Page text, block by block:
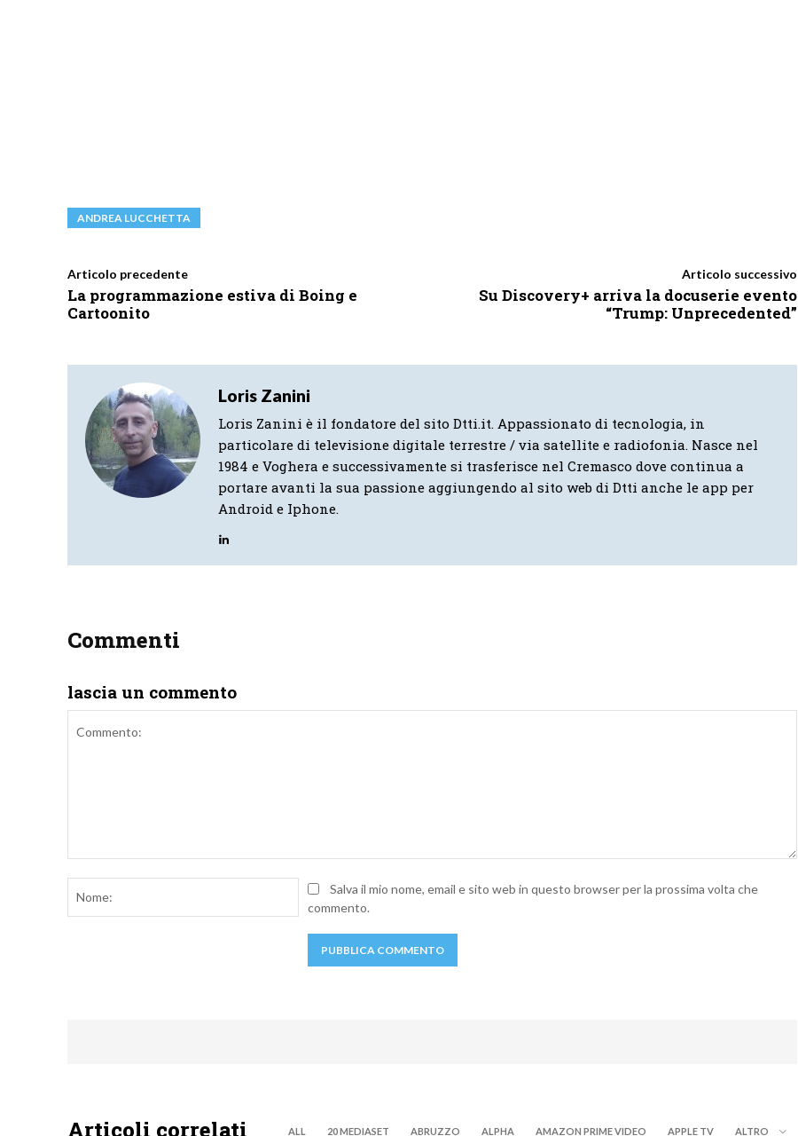
ANDREA LUCCHETTA
Articolo precedente
La programmazione estiva di Boing e
Cartoonito
Articolo successivo
Su Discovery+ arriva la docuserie evento
“Trump: Unprecedented”
Loris Zanini
Loris Zanini è il fondatore del sito Dtti.it. Appassionato di tecnologia, in
particolare di televisione digitale terrestre / via satellite e radiofonia. Nasce nel
1984 e Voghera e successivamente si trasferisce nel Cremasco dove continua a
portare avanti la sua passione aggiungendo al sito web di Dtti anche le app per
Android e Iphone.
Commenti
lascia un commento
Nome:Salva il mio nome, email e sito web in questo browser per la prossima volta che
commento.
Articoli correlati ALL 20 MEDIASET ABRUZZO ALPHA AMAZON PRIME VIDEO APPLE TV ALTRO